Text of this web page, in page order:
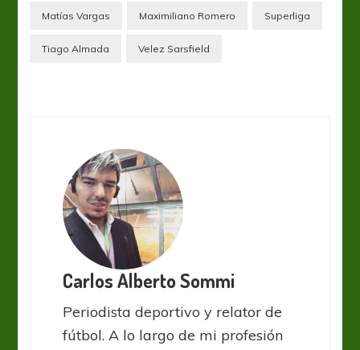
Matías Vargas Maximiliano Romero Superliga
Tiago Almada Velez Sarsfield
Carlos Alberto Sommi
Periodista deportivo y relator de
fútbol. A lo largo de mi profesión